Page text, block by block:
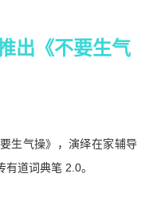
出《不要生气
生气操》，演绎在家辅导
道词典笔 2.0。